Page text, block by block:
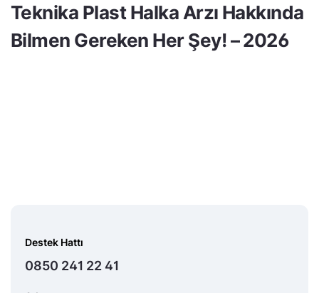
Teknika Plast Halka Arzı Hakkında
Bilmen Gereken Her Şey! – 2026
Destek Hattı
0850 241 22 41